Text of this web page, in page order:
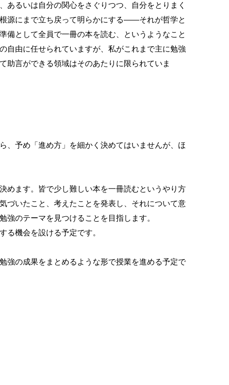
あるいは自分の関心をさぐりつつ、自分をとりまく
源にまで立ち戻って明らかにする——それが哲学と
として全員で一冊の本を読む、というようなこと
自由に任せられていますが、私がこれまで主に勉強
助言ができる領域はそのあたりに限られていま
、予め「進め方」を細かく決めてはいませんが、ほ
めます。皆で少し難しい本を一冊読むというやり方
づいたこと、考えたことを発表し、それについて意
強のテーマを見つけることを目指します。
機会を設ける予定です。
強の成果をまとめるような形で授業を進める予定で